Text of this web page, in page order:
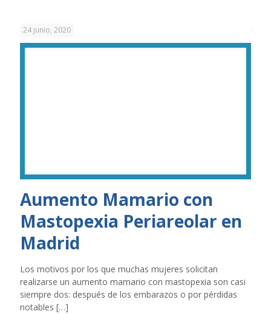
24 junio, 2020
Aumento Mamario con
Mastopexia Periareolar en
Madrid
Los motivos por los que muchas mujeres solicitan
realizarse un aumento mamario con mastopexia son casi
siempre dos: después de los embarazos o por pérdidas
notables […]